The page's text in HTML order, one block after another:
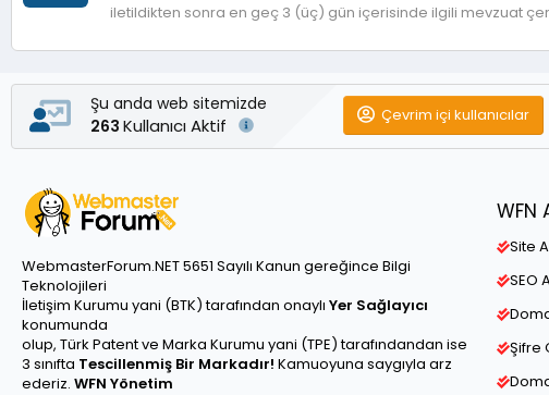
iletildikten sonra en geç 3 (üç) gün içerisinde ilgili mevzuat
Şu anda web sitemizde
263 Kullanıcı Aktif Çevrim içi kullanıcılar
WebmasterForum.NET 5651 Sayılı Kanun gereğince Bilgi
Teknolojileri
İletişim Kurumu yani (BTK) tarafından onaylı Yer Sağlayıcı
konumunda
olup, Türk Patent ve Marka Kurumu yani (TPE) tarafındandan ise
3 sınıfta Tescillenmiş Bir Markadır! Kamuoyuna saygıyla arz
ederiz. WFN Yönetim
WFN
Site
SEO
Şifre